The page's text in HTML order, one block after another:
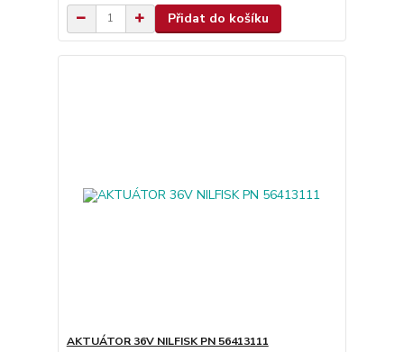
Přidat do košíku
AKTUÁTOR 36V NILFISK PN 56413111